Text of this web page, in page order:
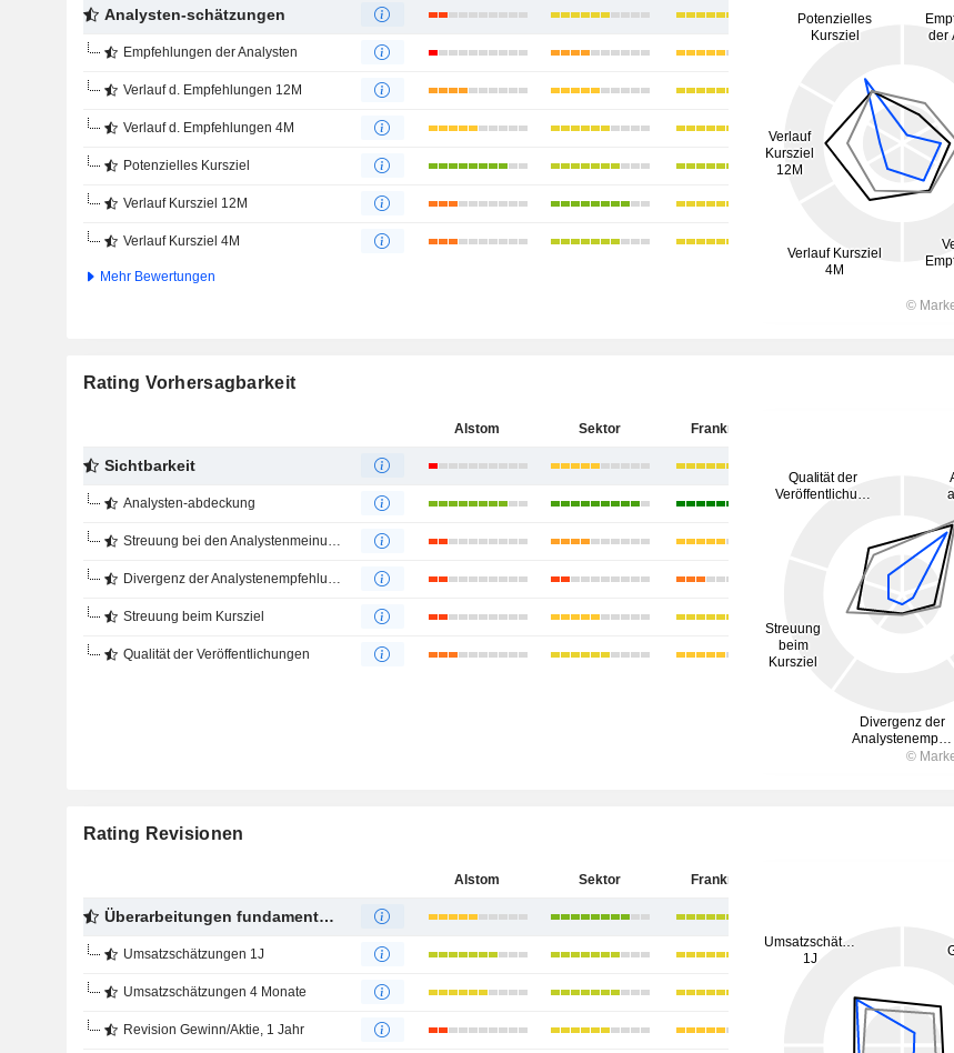
Analysten-schätzungen
Empfehlungen der Analysten
Verlauf d. Empfehlungen 12M
Verlauf d. Empfehlungen 4M
Potenzielles Kursziel
Verlauf Kursziel 12M
Verlauf Kursziel 4M
Mehr Bewertungen
Rating Vorhersagbarkeit
Alstom Sektor Frankreich
Sichtbarkeit
Analysten-abdeckung
Streuung bei den Analystenmeinungen
Divergenz der Analystenempfehlungen
Streuung beim Kursziel
Qualität der Veröffentlichungen
Rating Revisionen
Alstom Sektor Frankreich
Überarbeitungen fundamentaler Schätzungen
Umsatzschätzungen 1J
Umsatzschätzungen 4 Monate
Revision Gewinn/Aktie, 1 Jahr